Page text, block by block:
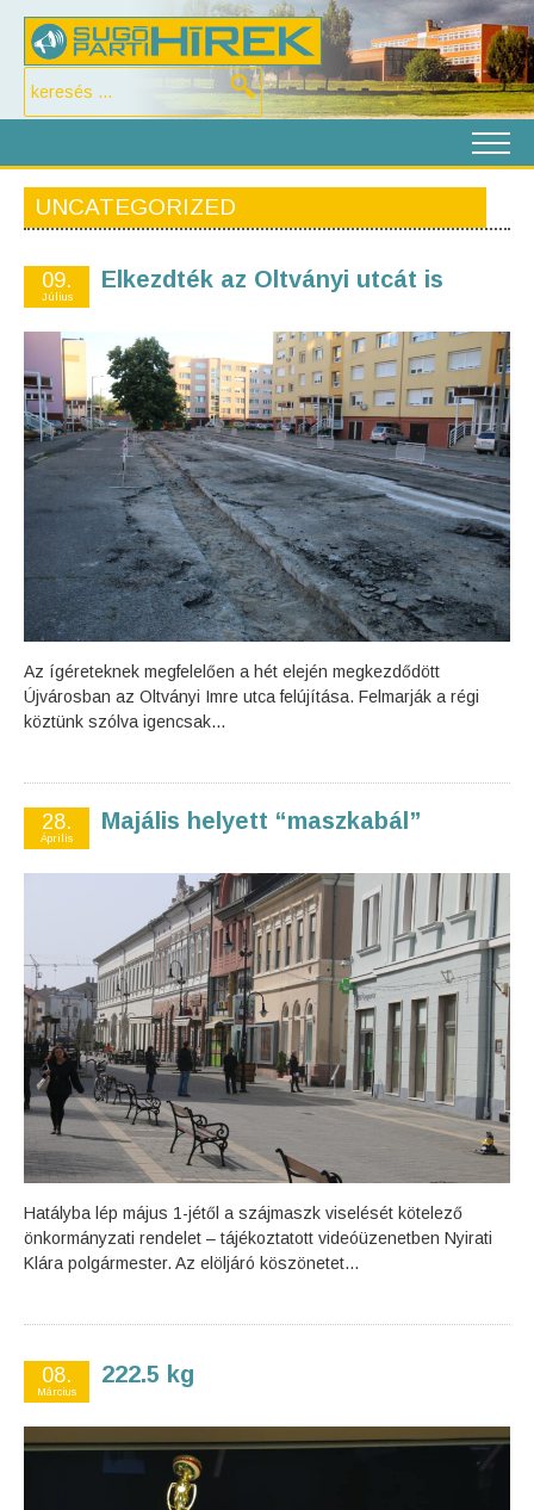
UNCATEGORIZED
09.
Július
Elkezdték az Oltványi utcát is
Az ígéreteknek megfelelően a hét elején megkezdődött
Újvárosban az Oltványi Imre utca felújítása. Felmarják a régi
köztünk szólva igencsak...
28.
Április
Majális helyett “maszkabál”
Hatályba lép május 1-jétől a szájmaszk viselését kötelező
önkormányzati rendelet – tájékoztatott videóüzenetben Nyirati
Klára polgármester. Az elöljáró köszönetet...
08.
Március
222.5 kg